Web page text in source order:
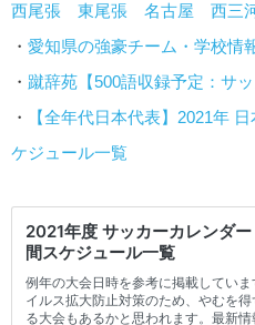
西尾張
東尾張 名古屋 西三
・ 愛知県の強豪チーム・学校情
・ 蹴辞苑【500語収録予定：サッ
・
【全年代日本代表】2021年
ケジュール一覧